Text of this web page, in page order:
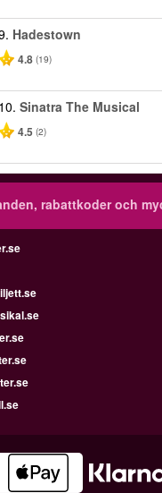
Hadestown
4.8 (19)
10.Sinatra The Musical
4.5 (2)
rabattkoder och